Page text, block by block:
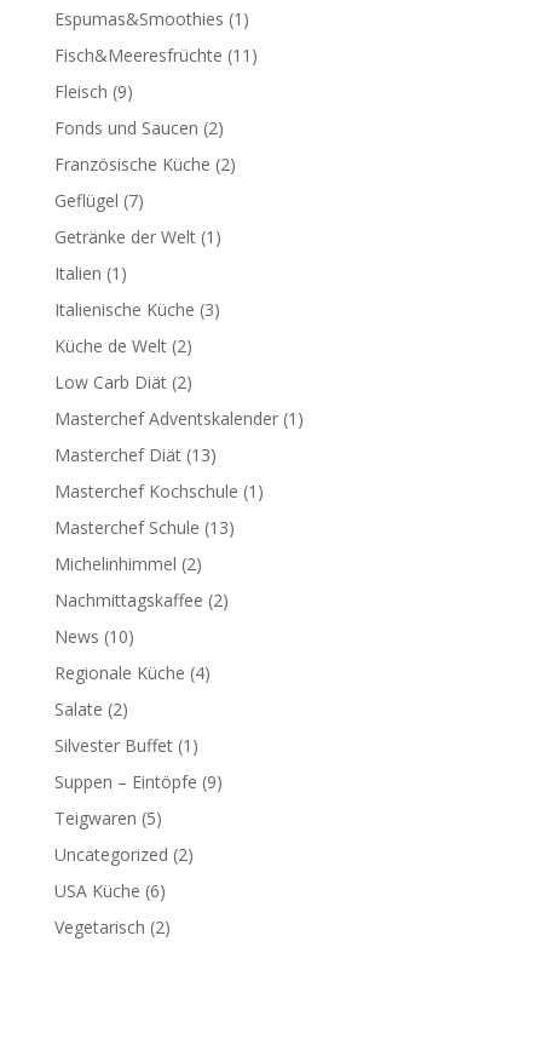
Espumas&Smoothies (1)
Fisch&Meeresfrüchte (11)
Fleisch (9)
Fonds und Saucen (2)
Französische Küche (2)
Geflügel (7)
Getränke der Welt(1)
Italien (1)
Italienische Küche (3)
Küche de Welt(2)
Low Carb Diät(2)
Masterchef Adventskalender(1)
Masterchef Diät(13)
Masterchef Kochschule (1)
Masterchef Schule (13)
Michelinhimmel (2)
Nachmittagskaffee (2)
News (10)
Regionale Küche (4)
Salate (2)
Silvester Buffet(1)
Suppen – Eintöpfe (9)
Teigwaren (5)
Uncategorized (2)
USA Küche (6)
Vegetarisch (2)